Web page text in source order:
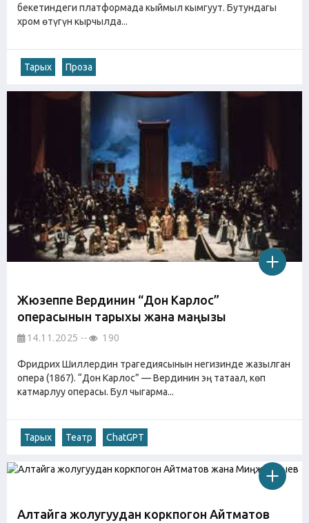
бекетиндеги платформада кыймыл кымгуут. Бутундагы
хром өтүгүн кырчылда...
Тарых Проза
Жюзеппе Вердинин “Дон Карлос”
операсынын тарыхы жана маңызы
14.11.2025 190
Фридрих Шиллердин трагедиясынын негизинде жазылган
опера (1867). “Дон Карлос” — Вердинин эң татаал, көп
катмарлуу операсы. Бул чыгарма...
Тарых Театр ChatGPT
Алтайга жолугуудан коркпогон Айтматов